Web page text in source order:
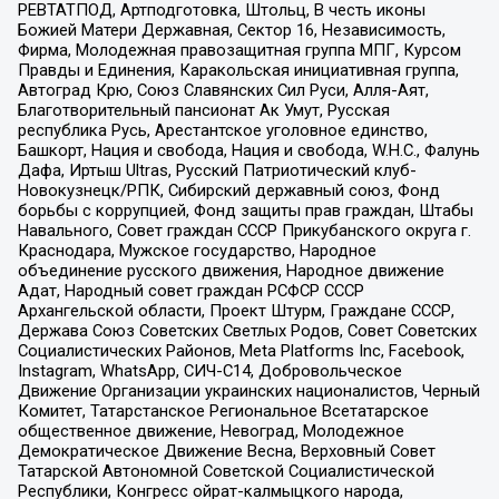
РЕВТАТПОД, Артподготовка, Штольц, В честь иконы
Божией Матери Державная, Сектор 16, Независимость,
Фирма, Молодежная правозащитная группа МПГ, Курсом
Правды и Единения, Каракольская инициативная группа,
Автоград Крю, Союз Славянских Сил Руси, Алля-Аят,
Благотворительный пансионат Ак Умут, Русская
республика Русь, Арестантское уголовное единство,
Башкорт, Нация и свобода, Нация и свобода, W.H.С., Фалунь
Дафа, Иртыш Ultras, Русский Патриотический клуб-
Новокузнецк/РПК, Сибирский державный союз, Фонд
борьбы с коррупцией, Фонд защиты прав граждан, Штабы
Навального, Совет граждан СССР Прикубанского округа г.
Краснодара, Мужское государство, Народное
объединение русского движения, Народное движение
Адат, Народный совет граждан РСФСР СССР
Архангельской области, Проект Штурм, Граждане СССР,
Держава Союз Советских Светлых Родов, Совет Советских
Социалистических Районов, Meta Platforms Inc, Facebook,
Instagram, WhatsApp, СИЧ-С14, Добровольческое
Движение Организации украинских националистов, Черный
Комитет, Татарстанское Региональное Всетатарское
общественное движение, Невоград, Молодежное
Демократическое Движение Весна, Верховный Совет
Татарской Автономной Советской Социалистической
Республики, Конгресс ойрат-калмыцкого народа,